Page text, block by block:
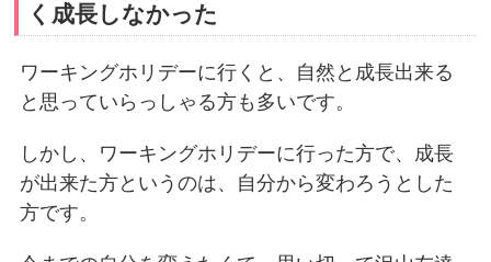
く成長しなかった
ワーキングホリデーに行くと、自然と成長出来る
と思っていらっしゃる方も多いです。
しかし、ワーキングホリデーに行った方で、成長
が出来た方というのは、自分から変わろうとした
方です。